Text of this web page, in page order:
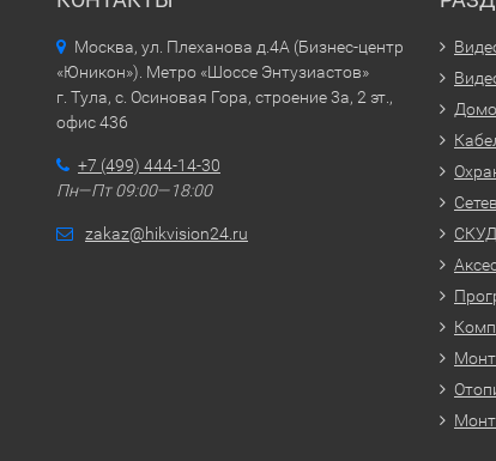
Москва, ул. Плеханова д.4А (Бизнес-центр
«Юникон»). Метро «Шоссе Энтузиастов»
г. Тула, с. Осиновая Гора, строение 3а, 2 эт.,
офис 436
+7 (499) 444-14-30
Пн—Пт 09:00—18:00
zakaz@hikvision24.ru
СКУД